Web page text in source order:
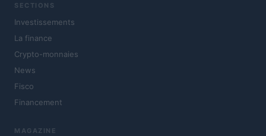
SECTIONS
Investissements
La finance
Crypto-monnaies
News
Fisco
Financement
MAGAZINE